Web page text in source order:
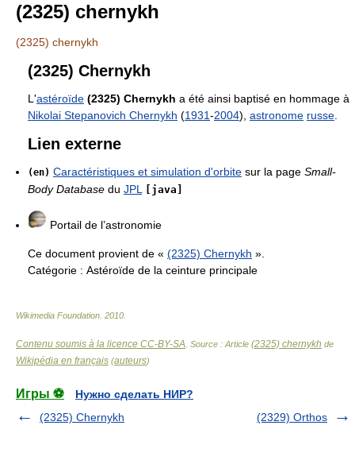
(2325) chernykh
(2325) chernykh
(2325) Chernykh
L'astéroïde (2325) Chernykh a été ainsi baptisé en hommage à
Nikolai Stepanovich Chernykh (1931-2004), astronome russe
Lien externe
(en) Caractéristiques et simulation d'orbite sur la page Small-
Body Database du JPL [java]
Portail de l’astronomie
Ce document provient de « (2325) Chernykh ».
Catégorie : Astéroïde de la ceinture principale
Wikimedia Foundation 2010
Contenu soumis à la licence CC-BY-SA . Source : Article (2325) chernykh de
Wikipédia en français (auteurs)
Игры ⚽
Нужно сделать НИР?
(2325) Chernykh
(2329) Orthos